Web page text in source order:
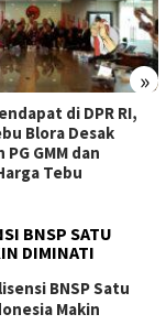
»
di DPR RI,
Blora Desak
GMM dan
Tebu
BNSP SATU
DIMINATI
BNSP Satu
Makin